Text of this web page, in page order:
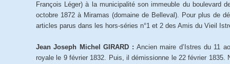
François Léger) à la municipalité son immeuble du boulevard
octobre 1872 à Miramas (domaine de Belleval). Pour plus de
articles parus dans les hors-séries n°1 et 2 des Amis du Vieil
Jean Joseph Michel GIRARD : Ancien maire d’Istres du 11
royale le 9 février 1832. Puis, il démissionne le 22 février 1835.